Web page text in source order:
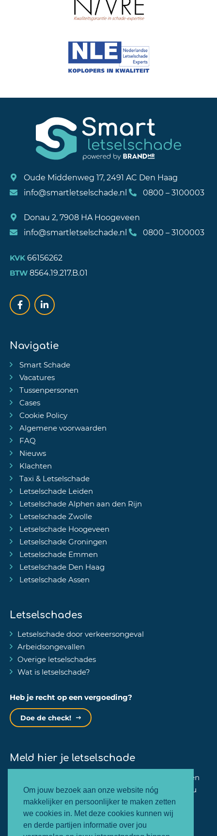
Om jouw bezoek aan onze website nóg
makkelijker en persoonlijker te maken zetten
we cookies in. Met deze cookies kunnen wij
en derde partijen informatie over jou
Oude Middenweg 17, 2491 AC Den Haag
info@smartletselschade.nl
0800 – 3100003
Donau 2, 7908 HA Hoogeveen
info@smartletselschade.nl
0800 – 3100003
KVK 66156262
BTW 8564.19.217.B.01
Navigatie
Smart Schade
Vacatures
Tussenpersonen
Cases
Cookie Policy
Algemene voorwaarden
FAQ
Nieuws
Klachten
Taxi & Letselschade
Letselschade Leiden
Letselschade Alphen aan den Rijn
Letselschade Zwolle
Letselschade Hoogeveen
Letselschade Groningen
Letselschade Emmen
Letselschade Den Haag
Letselschade Assen
Letselschades
Letselschade door verkeersongeval
Arbeidsongevallen
Overige letselschades
Wat is letselschade?
Heb je recht op een vergoeding?
Doe de check!
Meld hier je letselschade
Binnen één minuut kan jij je zaak bij ons aanmelden
en zullen wij dezelfde werkdag nog contact met jou
opnemen.
Letselschade melden